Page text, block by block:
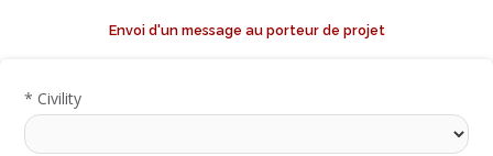
Envoi d'un message au porteur de projet
* Civility